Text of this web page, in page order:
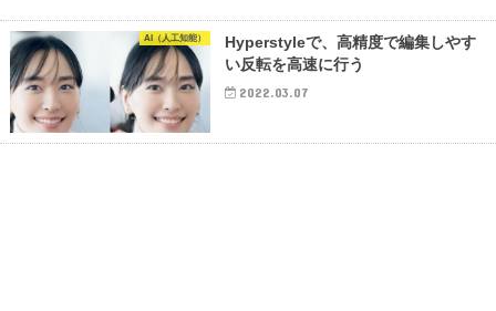
AI（人工知能）
Hyperstyleで、高精度で編集しやす
い反転を高速に行う
2022.03.07